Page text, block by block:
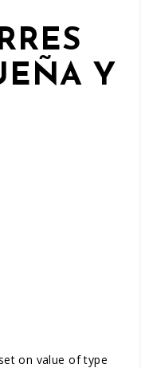
Y
on value of type